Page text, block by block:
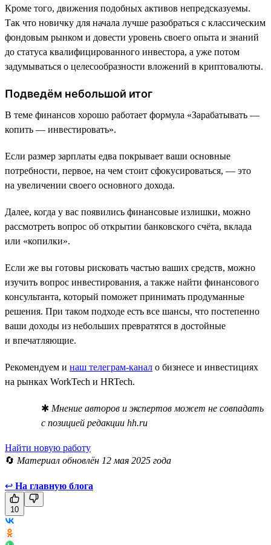
Кроме того, движения подобных активов непредсказуемы.
Так что новичку для начала лучше разобраться с классическим
фондовым рынком и довести уровень своего опыта и знаний
до статуса квалифицированного инвестора, а уже потом
задумываться о целесообразности вложений в криптовалюты.
Подведём небольшой итог
В теме финансов хорошо работает формула «Зарабатывать —
копить — инвестировать».
Если размер зарплаты едва покрывает ваши основные
потребности, первое, на чем стоит сфокусироваться, — это
на увеличении своего основного дохода.
Далее, когда у вас появились финансовые излишки, можно
рассмотреть вопрос об открытии банковского счёта, вклада
или «копилки».
Если же вы готовы рисковать частью ваших средств, можно
изучить вопрос инвестирования, а также найти финансового
консультанта, который поможет принимать продуманные
решения. При таком подходе есть все шансы, что постепенно
ваши доходы из небольших превратятся в достойные
и впечатляющие.
Рекомендуем и наш телеграм-канал о бизнесе и инвестициях
на рынках WorkTech и HRTech.
✱ Мнение авторов и экспертов может не совпадать
с позицией редакции hh.ru
Найти новую работу
🔄 Материал обновлён 12 мая 2025 года
↩ На главную блога
10